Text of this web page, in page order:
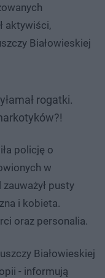
aktywiści,
Białowieskiej
rogatki.
policję o
w
pusty
i kobieta.
oraz personalia.
Białowieskiej
- informują